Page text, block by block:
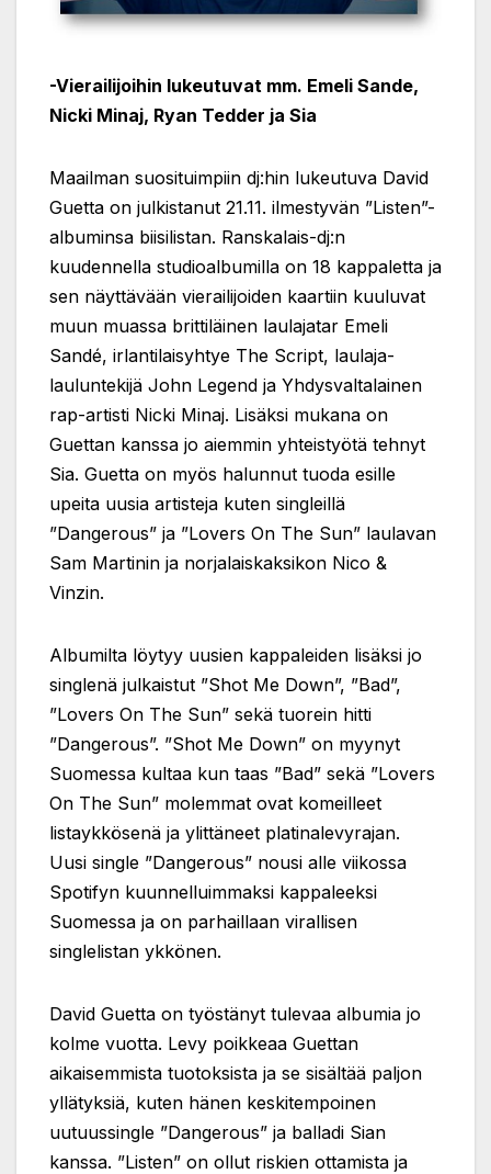
-Vierailijoihin lukeutuvat mm. Emeli Sande,
Nicki Minaj, Ryan Tedder ja Sia
Maailman suosituimpiin dj:hin lukeutuva David
Guetta on julkistanut 21.11. ilmestyvän ”Listen”-
albuminsa biisilistan. Ranskalais-dj:n
kuudennella studioalbumilla on 18 kappaletta ja
sen näyttävään vierailijoiden kaartiin kuuluvat
muun muassa brittiläinen laulajatar Emeli
Sandé, irlantilaisyhtye The Script, laulaja-
lauluntekijä John Legend ja Yhdysvaltalainen
rap-artisti Nicki Minaj. Lisäksi mukana on
Guettan kanssa jo aiemmin yhteistyötä tehnyt
Sia. Guetta on myös halunnut tuoda esille
upeita uusia artisteja kuten singleillä
”Dangerous” ja ”Lovers On The Sun” laulavan
Sam Martinin ja norjalaiskaksikon Nico &
Vinzin.
Albumilta löytyy uusien kappaleiden lisäksi jo
singlenä julkaistut ”Shot Me Down”, ”Bad”,
”Lovers On The Sun” sekä tuorein hitti
”Dangerous”. ”Shot Me Down” on myynyt
Suomessa kultaa kun taas ”Bad” sekä ”Lovers
On The Sun” molemmat ovat komeilleet
listaykkösenä ja ylittäneet platinalevyrajan.
Uusi single ”Dangerous” nousi alle viikossa
Spotifyn kuunnelluimmaksi kappaleeksi
Suomessa ja on parhaillaan virallisen
singlelistan ykkönen.
David Guetta on työstänyt tulevaa albumia jo
kolme vuotta. Levy poikkeaa Guettan
aikaisemmista tuotoksista ja se sisältää paljon
yllätyksiä, kuten hänen keskitempoinen
uutuussingle ”Dangerous” ja balladi Sian
kanssa. ”Listen” on ollut riskien ottamista ja